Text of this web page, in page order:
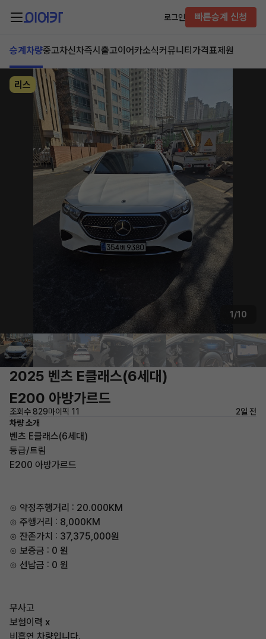
로그인 빠른승계 신청
승계차량중고차신차즉시출고이어카소식커뮤니티 가격표제원
리스
1/10
2025 벤츠 E클래스(6세대)
E200 아방가르드
조회수 829마이픽 11
2일 전
차량 소개
벤츠 E클래스(6세대)
등급/트림
E200 아방가르드
⊙ 약정주행거리 : 20.000KM
⊙ 주행거리 : 8,000KM
⊙ 잔존가치 : 37,375,000원
⊙ 보증금 : 0 원
⊙ 선납금 : 0 원
무사고
보험이력 x
비흡연 차량입니다.